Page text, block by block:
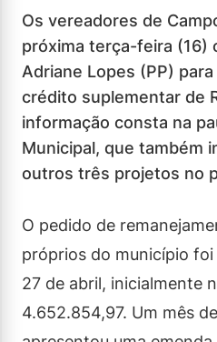
Os vereadores de
próxima terça-feira (16)
Adriane Lopes (PP)
crédito suplementar de
informação consta na
Municipal, que também
outros três projetos no
O pedido de
próprios do município
27 de abril, inicialmente
4.652.854,97. Um mês